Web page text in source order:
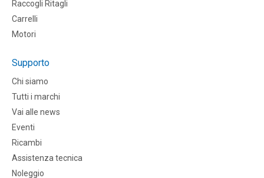
Raccogli Ritagli
Carrelli
Motori
Supporto
Chi siamo
Tutti i marchi
Vai alle news
Eventi
Ricambi
Assistenza tecnica
Noleggio